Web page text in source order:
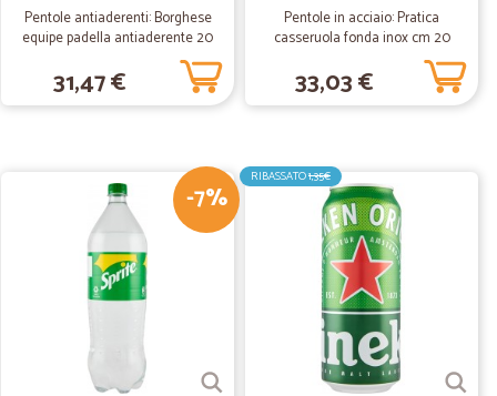
e venerdì il pacco era già arrivato e in più c’erano
04/11/2020
18/08/2020
19/07/2019
Pentole antiaderenti: Borghese
equipe padella antiaderente 20
31,47 €
Pentole in acciaio: Pratica
casseruola fonda inox cm 20
33,03 €
-7%
RIBASSATO1,35€